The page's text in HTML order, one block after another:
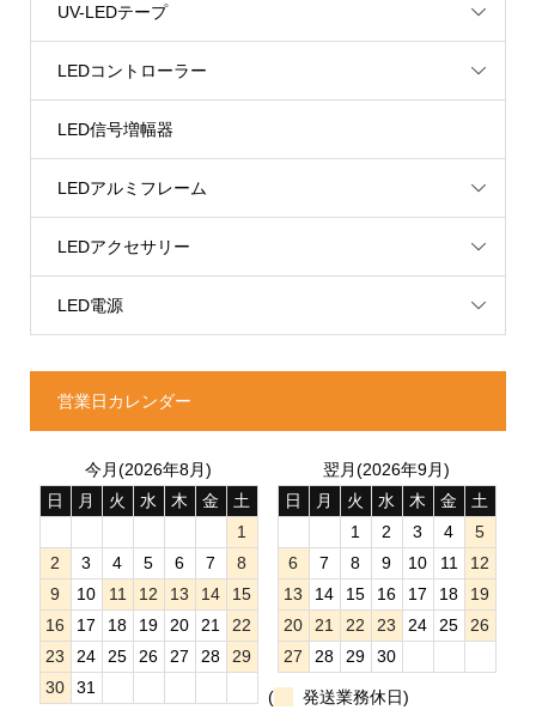
UV-LEDテープ
LEDコントローラー
LED信号増幅器
LEDアルミフレーム
LEDアクセサリー
LED電源
営業日カレンダー
今月(2026年8月)
日
月 火 水 木 金
土
1
2
3 4 5 6 7
8
9
10 11 12 13 14
15
16
17 18 19 20 21
22
23
24 25 26 27 28
29
30
31
翌月(2026年9月)
日
月 火 水 木 金
土
1
2 3 4
5
6
7 8 9 10 11
12
13
14 15 16 17 18
19
20
21 22 23 24 25
26
27
28 29 30
( 発送業務休日)